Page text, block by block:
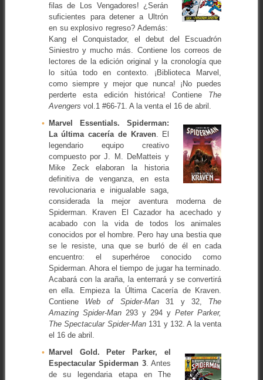
filas de Los Vengadores! ¿Serán
suficientes para detener a Ultrón
en su explosivo regreso? Además:
Kang el Conquistador, el debut del Escuadrón
Siniestro y mucho más. Contiene los correos de
lectores de la edición original y la cronología que
lo sitúa todo en contexto. ¡Biblioteca Marvel,
como siempre y mejor que nunca! ¡No puedes
perderte esta edición histórica! Contiene The
Avengers vol.1 #66-71. A la venta el 16 de abril.
Marvel Essentials. Spiderman:
La última cacería de Kraven. El
legendario equipo creativo
compuesto por J. M. DeMatteis y
Mike Zeck elaboran la historia
definitiva de venganza, en esta
revolucionaria e inigualable saga,
considerada la mejor aventura moderna de
Spiderman. Kraven El Cazador ha acechado y
acabado con la vida de todos los animales
conocidos por el hombre. Pero hay una bestia que
se le resiste, una que se burló de él en cada
encuentro: el superhéroe conocido como
Spiderman. Ahora el tiempo de jugar ha terminado.
Acabará con la araña, la enterrará y se convertirá
en ella. Empieza la Última Cacería de Kraven.
Contiene Web of Spider-Man31 y 32, The
Amazing Spider-Man293 y 294 yPeter Parker,
The Spectacular Spider-Man131 y 132. A la venta
el 16 de abril.
Marvel Gold. Peter Parker, el
Espectacular Spiderman 3. Antes
de su legendaria etapa en The